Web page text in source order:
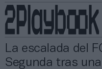
La escalada del
Segunda tras